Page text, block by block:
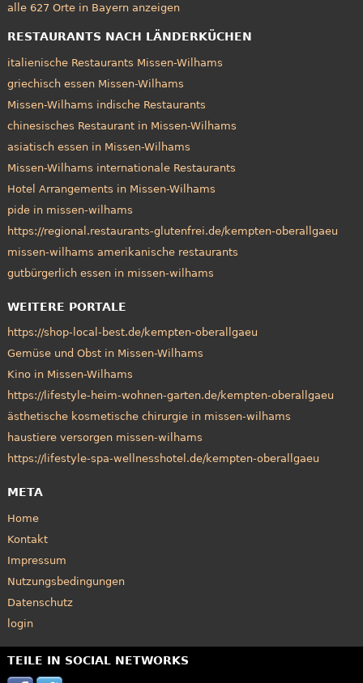
alle 627 Orte in Bayern anzeigen
RESTAURANTS NACH LÄNDERKÜCHEN
italienische Restaurants Missen-Wilhams
griechisch essen Missen-Wilhams
Missen-Wilhams indische Restaurants
chinesisches Restaurant in Missen-Wilhams
asiatisch essen in Missen-Wilhams
Missen-Wilhams internationale Restaurants
Hotel Arrangements in Missen-Wilhams
pide in missen-wilhams
https://regional.restaurants-glutenfrei.de/kempten-oberallgaeu
missen-wilhams amerikanische restaurants
gutbürgerlich essen in missen-wilhams
WEITERE PORTALE
https://shop-local-best.de/kempten-oberallgaeu
Gemüse und Obst in Missen-Wilhams
Kino in Missen-Wilhams
https://lifestyle-heim-wohnen-garten.de/kempten-oberallgaeu
ästhetische kosmetische chirurgie in missen-wilhams
haustiere versorgen missen-wilhams
https://lifestyle-spa-wellnesshotel.de/kempten-oberallgaeu
META
Home
Kontakt
Impressum
Nutzungsbedingungen
Datenschutz
login
TEILE IN SOCIAL NETWORKS